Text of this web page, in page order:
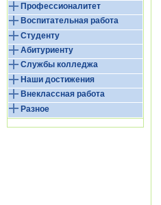
Профессионалитет
Воспитательная работа
Студенту
Абитуриенту
Службы колледжа
Наши достижения
Внеклассная работа
Разное